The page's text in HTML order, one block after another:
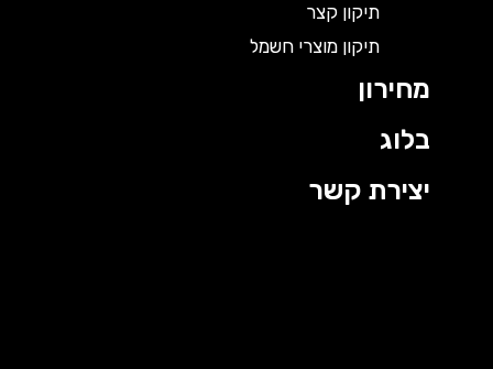
תיקון קצר
תיקון מוצרי חשמל
מחירון
בלוג
יצירת קשר